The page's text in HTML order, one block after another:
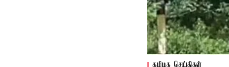
தமிழக செய்திகள்